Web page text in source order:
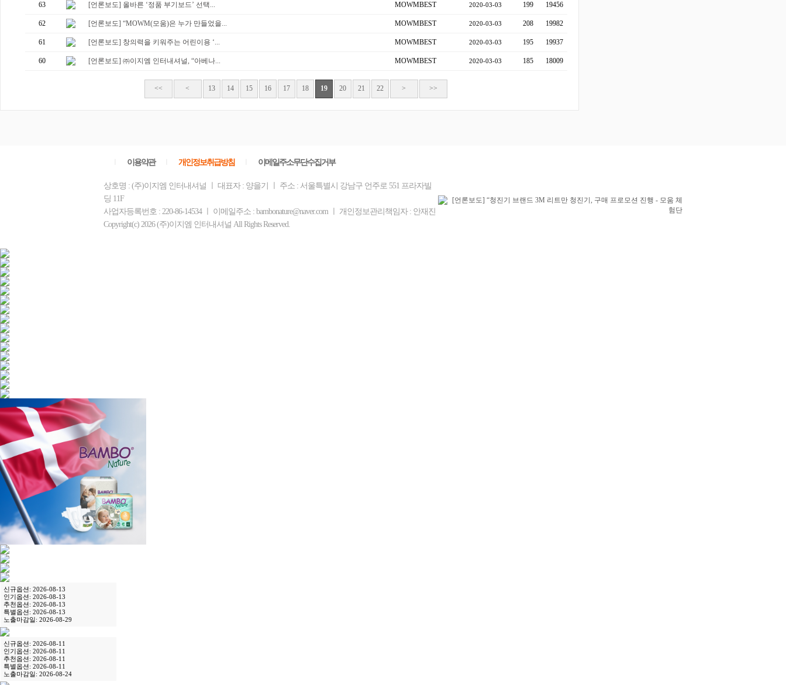
63 [언론보도] 올바른 ‘정품 부기보드’ 선택... MOWMBEST 2020-03-03 199 19456
62 [언론보도] “MOWM(모움)은 누가 만들었을... MOWMBEST 2020-03-03 208 19982
61 [언론보도] 창의력을 키워주는 어린이용 ‘... MOWMBEST 2020-03-03 195 19937
60 [언론보도] ㈜이지엠 인터내셔널, “아베나... MOWMBEST 2020-03-03 185 18009
<< < 13 14 15 16 17 18 19 20 21 22 > >>
이용약관 개인정보취급방침 이메일주소무단수집거부
상호명 : (주)이지엠 인터내셔널 ㅣ 대표자 : 양을기 ㅣ 주소 : 서울특별시 강남구 언주로 551 프라자빌
딩 11F
사업자등록번호 : 220-86-14534 ㅣ 이메일주소 : bambonature@naver.com ㅣ 개인정보관리책임자 : 안재진
Copyright(c) 2026 (주)이지엠 인터내셔널 All Rights Reserved.
신규옵션: 2026-08-13
인기옵션: 2026-08-13
추천옵션: 2026-08-13
특별옵션: 2026-08-13
노출마감일: 2026-08-29
신규옵션: 2026-08-11
인기옵션: 2026-08-11
추천옵션: 2026-08-11
특별옵션: 2026-08-11
노출마감일: 2026-08-24